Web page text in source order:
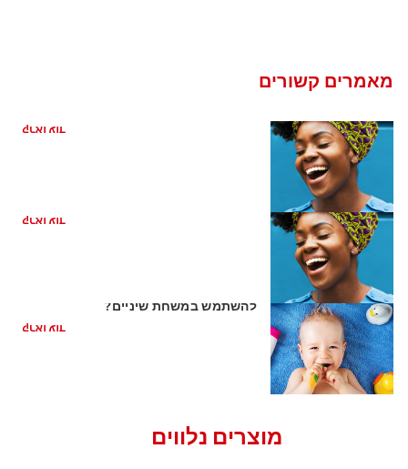
מאמרים קשורים
קראו עוד
קראו עוד
להשתמש במשחת שיניים?
קראו עוד
מוצרים נלווים